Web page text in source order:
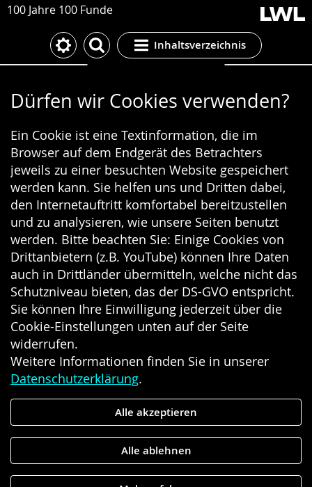
100 Jahre 100 Funde
Inhaltsverzeichnis
Cookie-Einstellungen
Dürfen wir Cookies verwenden?
Ein Cookie ist eine Textinformation, die im
Browser auf dem Endgerät des Betrachters
jeweils zu einer besuchten Website gespeichert
werden kann. Sie helfen uns und Dritten dabei,
den Internetauftritt komfortabel bereitzustellen
und zu analysieren, wie unsere Seiten benutzt
werden. Bitte beachten Sie: Einige Cookies von
Drittanbietern (z.B. YouTube) können Ihre Daten
auch in Drittländer übermitteln, welche nicht das
Schutzniveau bieten, das der DS-GVO entspricht.
Sie können Ihre Einwilligung jederzeit über die
Cookie-Einstellungen unten auf der Seite
widerrufen.
Weitere Informationen finden Sie in unserer
Datenschutzerklärung.
Alle akzeptieren
Alle ablehnen